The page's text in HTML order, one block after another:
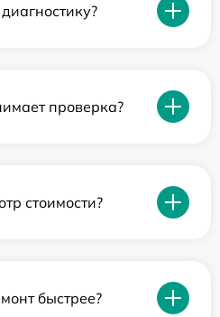
проверка?
стоимости?
быстрее?